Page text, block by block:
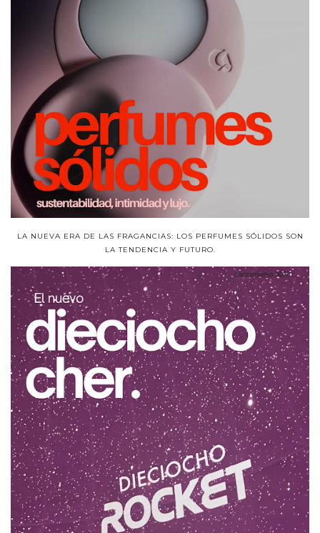
LA NUEVA ERA DE LAS FRAGANCIAS: LOS PERFUMES SÓLIDOS SON
LA TENDENCIA Y FUTURO.